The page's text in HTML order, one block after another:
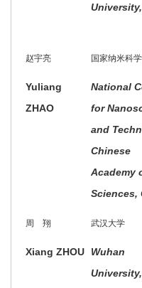
赵宇亮
Yuliang
ZHAO
国家纳米科
National
for
and
Chinese
Academy
Sciences,
周 翔
Xiang ZHOU
武汉大学
Wuhan